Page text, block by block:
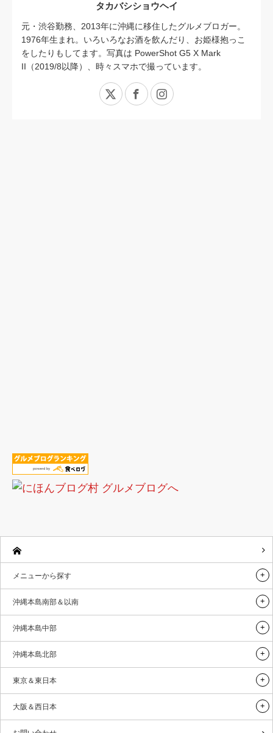
タカバシショウヘイ
元・渋谷勤務、2013年に沖縄に移住したグルメブロガー。
1976年生まれ。いろいろなお酒を飲んだり、お姫様抱っこ
をしたりもしてます。写真は PowerShot G5 X Mark
II（2019/8以降）、時々スマホで撮っています。
X FacebookInstagram
メニューから探す
沖縄本島南部＆以南
沖縄本島中部
沖縄本島北部
東京＆東日本
大阪＆西日本